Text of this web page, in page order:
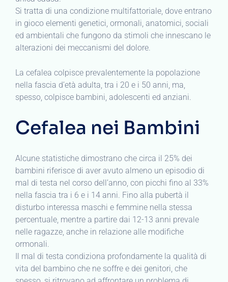
Si tratta di una condizione multifattoriale, dove entrano
in gioco elementi genetici, ormonali, anatomici, sociali
ed ambientali che fungono da stimoli che innescano le
alterazioni dei meccanismi del dolore.
La cefalea colpisce prevalentemente la popolazione
nella fascia d’età adulta, tra i 20 e i 50 anni, ma,
spesso, colpisce bambini, adolescenti ed anziani.
Cefalea nei Bambini
Alcune statistiche dimostrano che circa il 25% dei
bambini riferisce di aver avuto almeno un episodio di
mal di testa nel corso dell’anno, con picchi fino al 33%
nella fascia tra i 6 e i 14 anni. Fino alla pubertà il
disturbo interessa maschi e femmine nella stessa
percentuale, mentre a partire dai 12-13 anni prevale
nelle ragazze, anche in relazione alle modifiche
ormonali.
Il mal di testa condiziona profondamente la qualità di
vita del bambino che ne soffre e dei genitori, che